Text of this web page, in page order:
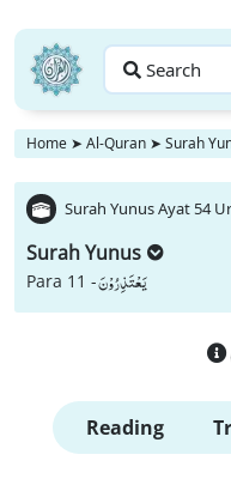
Search
Home ➤ Al-Quran ➤ Surah
Surah Yunus Ayat 54
Surah Yunus
Para 11 -یَعْتَذِرُوْنَ
Reading